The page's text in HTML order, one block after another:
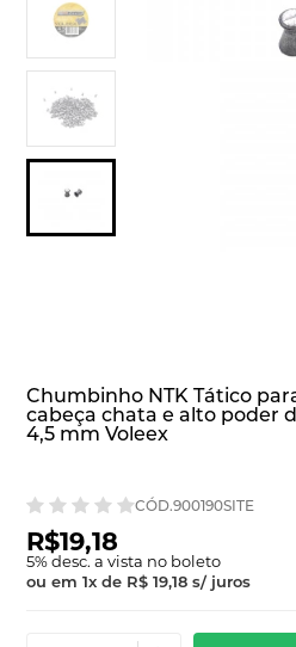
Chumbinho NTK Tático
cabeça chata e alto poder
4,5 mm Voleex
CÓD.900190SITE
R$19,18
5% desc. a vista no boleto
ou em1x de R$ 19,18 s/ juros